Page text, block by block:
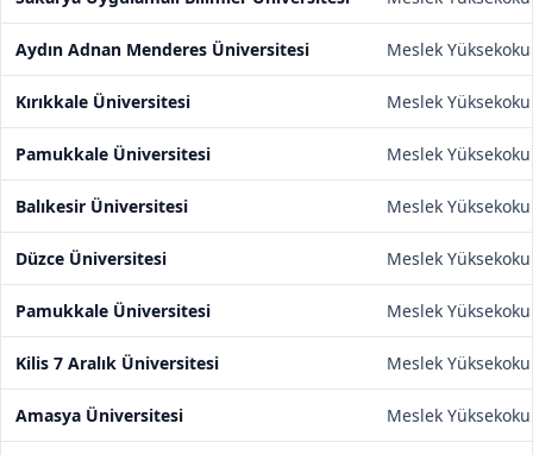
Aydın Adnan Menderes Üniversitesi Meslek
Kırıkkale Üniversitesi Meslek
Pamukkale Üniversitesi Meslek
Balıkesir Üniversitesi Meslek
Düzce Üniversitesi Meslek
Pamukkale Üniversitesi Meslek
Kilis 7 Aralık Üniversitesi Meslek
Amasya Üniversitesi Meslek